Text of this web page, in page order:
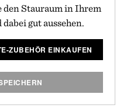
den Stauraum in Ihrem
gut aussehen.
ZUBEHÖR EINKAUFEN